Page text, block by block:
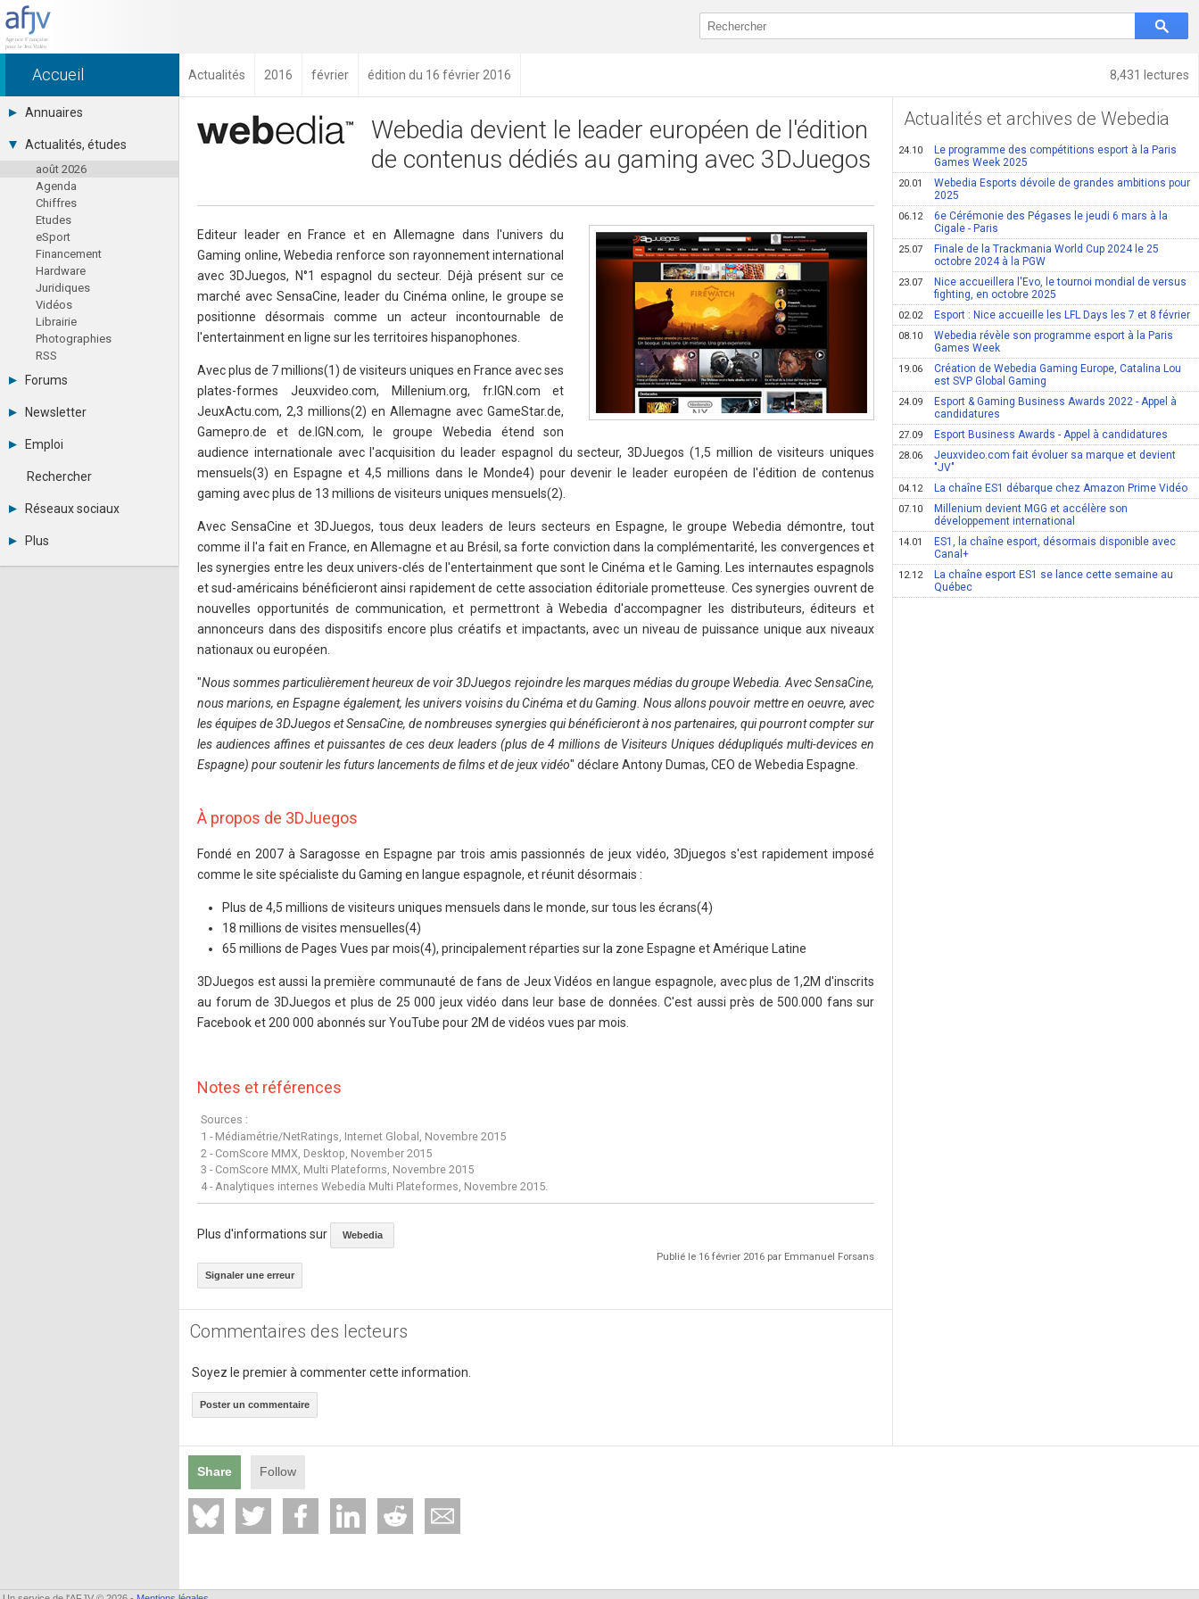
8,431 lectures
Accueil Actualités 2016 février édition du 16 février 2016
Annuaires
Toutes les sociétés (691)
Studios (418)
Editeurs (49)
Distributeurs (16)
Hard. / Accessoires (10)
Middlewares (15)
Prestataires (99)
Assoc. / Syndicats (21)
Formations / Ecoles (46)
Presse spécialisée (17)
Actualités, études
août 2026
Agenda
Chiffres
Etudes
eSport
Financement
Hardware
Juridiques
Vidéos
Librairie
Photographies
RSS
Forums
Tous les forums
Se connecter
Messages privés
Contacter un modérateur
Newsletter
Archives
Abonnement
Emploi
Consulter les annonces
Observatoire de l'emploi
Rechercher
Réseaux sociaux
LinkedIn
Plus
Annonceurs
Webedia devient le leader européen de l'édition
de contenus dédiés au gaming avec 3DJuegos
Editeur leader en France et en Allemagne dans l'univers du
Gaming online, Webedia renforce son rayonnement international
avec 3DJuegos, N°1 espagnol du secteur. Déjà présent sur ce
marché avec SensaCine, leader du Cinéma online, le groupe se
positionne désormais comme un acteur incontournable de
l'entertainment en ligne sur les territoires hispanophones.
Avec plus de 7 millions(1) de visiteurs uniques en France avec ses
plates-formes Jeuxvideo.com, Millenium.org, fr.IGN.com et
JeuxActu.com, 2,3 millions(2) en Allemagne avec GameStar.de,
Gamepro.de et de.IGN.com, le groupe Webedia étend son
audience internationale avec l'acquisition du leader espagnol du secteur, 3DJuegos (1,5 million de visiteurs uniques
mensuels(3) en Espagne et 4,5 millions dans le Monde4) pour devenir le leader européen de l'édition de contenus
gaming avec plus de 13 millions de visiteurs uniques mensuels(2).
Avec SensaCine et 3DJuegos, tous deux leaders de leurs secteurs en Espagne, le groupe Webedia démontre, tout
comme il l'a fait en France, en Allemagne et au Brésil, sa forte conviction dans la complémentarité, les convergences et
les synergies entre les deux univers-clés de l'entertainment que sont le Cinéma et le Gaming. Les internautes espagnols
et sud-américains bénéficieront ainsi rapidement de cette association éditoriale prometteuse. Ces synergies ouvrent de
nouvelles opportunités de communication, et permettront à Webedia d'accompagner les distributeurs, éditeurs et
annonceurs dans des dispositifs encore plus créatifs et impactants, avec un niveau de puissance unique aux niveaux
nationaux ou européen.
"Nous sommes particulièrement heureux de voir 3DJuegos rejoindre les marques médias du groupe Webedia. Avec SensaCine,
nous marions, en Espagne également, les univers voisins du Cinéma et du Gaming. Nous allons pouvoir mettre en oeuvre, avec
les équipes de 3DJuegos et SensaCine, de nombreuses synergies qui bénéficieront à nos partenaires, qui pourront compter sur
les audiences affines et puissantes de ces deux leaders (plus de 4 millions de Visiteurs Uniques dédupliqués multi-devices en
Espagne) pour soutenir les futurs lancements de films et de jeux vidéo" déclare Antony Dumas, CEO de Webedia Espagne.
À propos de 3DJuegos
Fondé en 2007 à Saragosse en Espagne par trois amis passionnés de jeux vidéo, 3Djuegos s'est rapidement imposé
comme le site spécialiste du Gaming en langue espagnole, et réunit désormais :
Plus de 4,5 millions de visiteurs uniques mensuels dans le monde, sur tous les écrans(4)
18 millions de visites mensuelles(4)
65 millions de Pages Vues par mois(4), principalement réparties sur la zone Espagne et Amérique Latine
3DJuegos est aussi la première communauté de fans de Jeux Vidéos en langue espagnole, avec plus de 1,2M d'inscrits
au forum de 3DJuegos et plus de 25 000 jeux vidéo dans leur base de données. C'est aussi près de 500.000 fans sur
Facebook et 200 000 abonnés sur YouTube pour 2M de vidéos vues par mois.
Notes et références
Sources :
1 - Médiamétrie/NetRatings, Internet Global, Novembre 2015
2 - ComScore MMX, Desktop, November 2015
3 - ComScore MMX, Multi Plateforms, Novembre 2015
4 - Analytiques internes Webedia Multi Plateformes, Novembre 2015.
Plus d'informations sur Webedia
Publié le 16 février 2016 par Emmanuel Forsans
Signaler une erreur
Commentaires des lecteurs
Soyez le premier à commenter cette information.
Poster un commentaire
Actualités et archives de Webedia
24.10
Le programme des compétitions esport à la Paris
Games Week 2025
20.01
Webedia Esports dévoile de grandes ambitions pour
2025
06.12
6e Cérémonie des Pégases le jeudi 6 mars à la
Cigale - Paris
25.07
Finale de la Trackmania World Cup 2024 le 25
octobre 2024 à la PGW
23.07
Nice accueillera l'Evo, le tournoi mondial de versus
fighting, en octobre 2025
02.02 Esport : Nice accueille les LFL Days les 7 et 8 février
08.10
Webedia révèle son programme esport à la Paris
Games Week
19.06
Création de Webedia Gaming Europe, Catalina Lou
est SVP Global Gaming
24.09
Esport & Gaming Business Awards 2022 - Appel à
candidatures
27.09 Esport Business Awards - Appel à candidatures
28.06
Jeuxvideo.com fait évoluer sa marque et devient
"JV"
04.12 La chaîne ES1 débarque chez Amazon Prime Vidéo
07.10
Millenium devient MGG et accélère son
développement international
14.01
ES1, la chaîne esport, désormais disponible avec
Canal+
12.12
La chaîne esport ES1 se lance cette semaine au
Québec
Share Follow